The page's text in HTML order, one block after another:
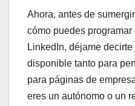
Ahora, antes de
cómo puedes
LinkedIn, déjame
disponible tanto para
para páginas de
eres un autónomo o un